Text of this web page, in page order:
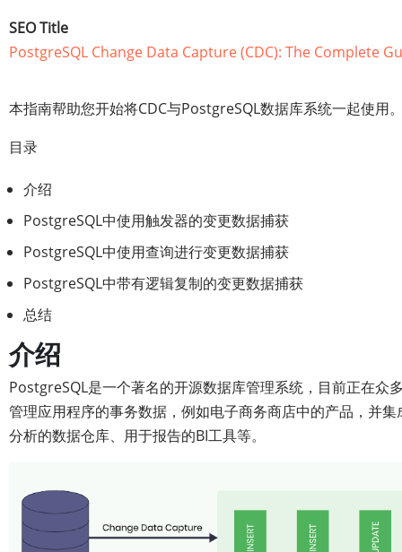
SEO Title
PostgreSQL Change Data Capture (CDC): The Complete
本指南帮助您开始将CDC与PostgreSQL数据库系统一起使用
目录
介绍
PostgreSQL中使用触发器的变更数据捕获
PostgreSQL中使用查询进行变更数据捕获
PostgreSQL中带有逻辑复制的变更数据捕获
总结
介绍
PostgreSQL是一个著名的开源数据库管理系统，目前正在众
管理应用程序的事务数据，例如电子商务商店中的产品，并
分析的数据仓库、用于报告的BI工具等。